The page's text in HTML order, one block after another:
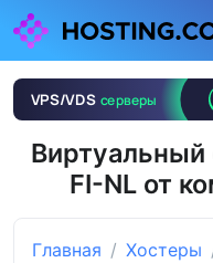
Виртуальный
FI-NL от
Главная Хостеры